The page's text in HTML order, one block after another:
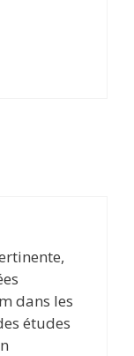
dans les
études